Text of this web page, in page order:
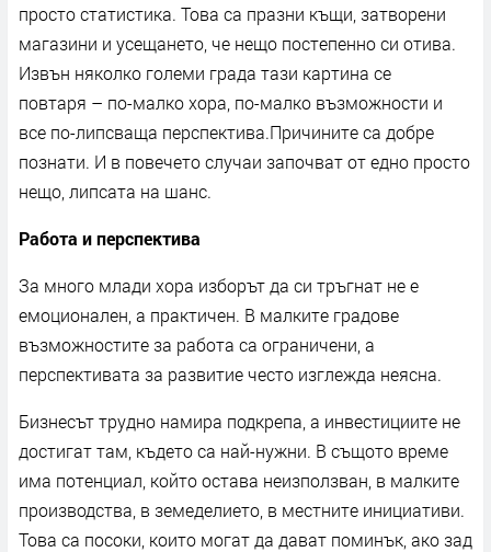
просто статистика. Това са празни къщи, затворени
магазини и усещането, че нещо постепенно си отива.
Извън няколко големи града тази картина се
повтаря – по-малко хора, по-малко възможности и
все по-липсваща перспектива.Причините са добре
познати. И в повечето случаи започват от едно просто
нещо, липсата на шанс.
Работа и перспектива
За много млади хора изборът да си тръгнат не е
емоционален, а практичен. В малките градове
възможностите за работа са ограничени, а
перспективата за развитие често изглежда неясна.
Бизнесът трудно намира подкрепа, а инвестициите не
достигат там, където са най-нужни. В същото време
има потенциал, който остава неизползван, в малките
производства, в земеделието, в местните инициативи.
Това са посоки, които могат да дават поминък, ако зад